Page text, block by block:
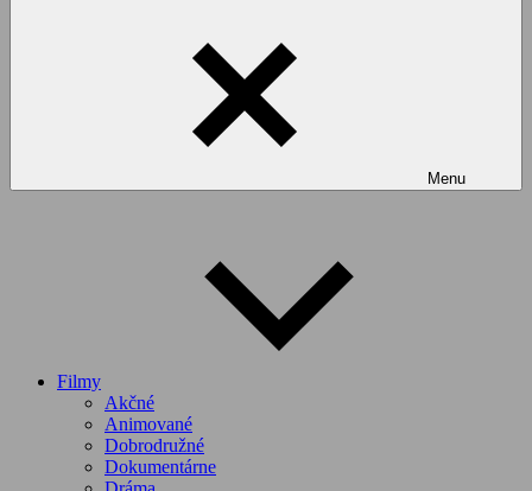
Menu
Filmy
Akčné
Animované
Dobrodružné
Dokumentárne